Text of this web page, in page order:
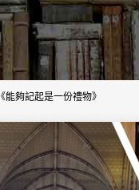
《能夠記起是一份禮物》